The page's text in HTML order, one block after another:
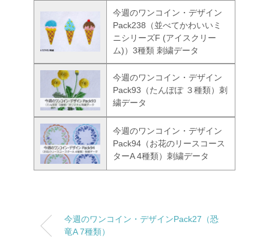
今週のワンコイン・デザイン
Pack238（並べてかわいいミ
ニシリーズF (アイスクリー
ム)）3種類 刺繍データ
今週のワンコイン・デザイン
Pack93（たんぽぽ ３種類）刺
繍データ
今週のワンコイン・デザイン
Pack94（お花のリースコース
ターA 4種類）刺繍データ
今週のワンコイン・デザインPack27（恐
竜A 7種類）